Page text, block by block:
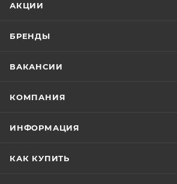
АКЦИИ
БРЕНДЫ
ВАКАНСИИ
КОМПАНИЯ
ИНФОРМАЦИЯ
КАК КУПИТЬ